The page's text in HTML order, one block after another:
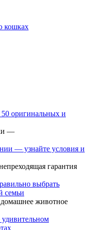
кошках
оригинальных и
—
— узнайте условия и
гарантия
выбрать
семьи
домашнее животное